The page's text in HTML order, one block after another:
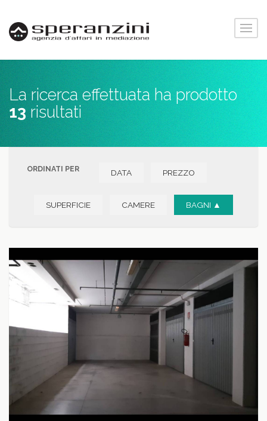
La ricerca effettuata ha prodotto
13 risultati
ORDINATI PER DATA PREZZO
SUPERFICIE CAMERE BAGNI ▲